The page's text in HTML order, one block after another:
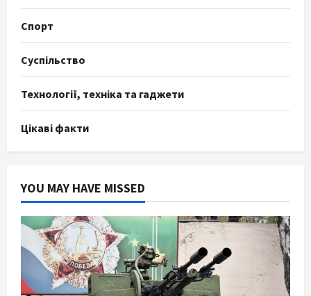
Спорт
Суспільство
Технології, техніка та гаджети
Цікаві факти
YOU MAY HAVE MISSED